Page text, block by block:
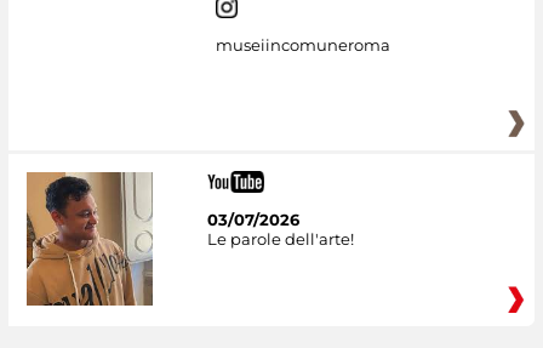
museiincomuneroma
03/07/2026
Le parole dell'arte!